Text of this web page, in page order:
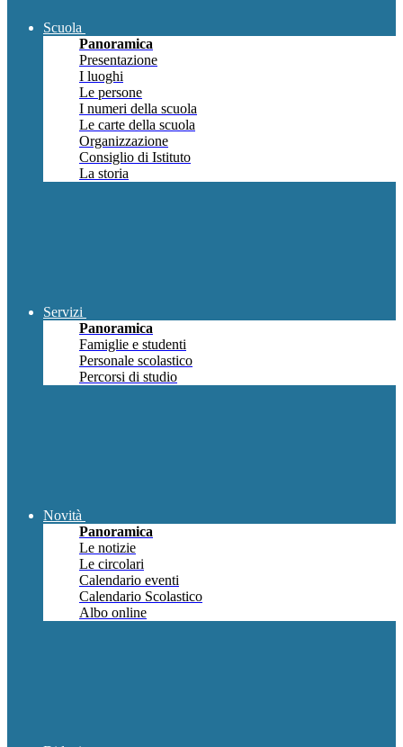
Scuola
Panoramica
Presentazione
I luoghi
Le persone
I numeri della scuola
Le carte della scuola
Organizzazione
Consiglio di Istituto
La storia
Servizi
Panoramica
Famiglie e studenti
Personale scolastico
Percorsi di studio
Novità
Panoramica
Le notizie
Le circolari
Calendario eventi
Calendario Scolastico
Albo online